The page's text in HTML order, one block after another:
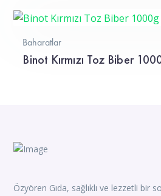
Baharatlar
Binot Kırmızı Toz Biber
Özyören Gıda, sağlıklı ve lezzetli bir